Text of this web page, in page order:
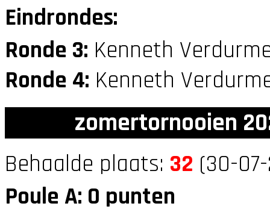
Eindrondes:
Ronde 3: Kenneth
Ronde 4: Kenneth
zomertornooien
Behaalde plaats: 32 (30-
Poule A: 0 punten